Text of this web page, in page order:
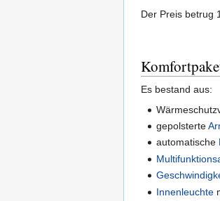
Der Preis betrug
Es bestand aus:
gepolsterte
automatische
Innenleuchte